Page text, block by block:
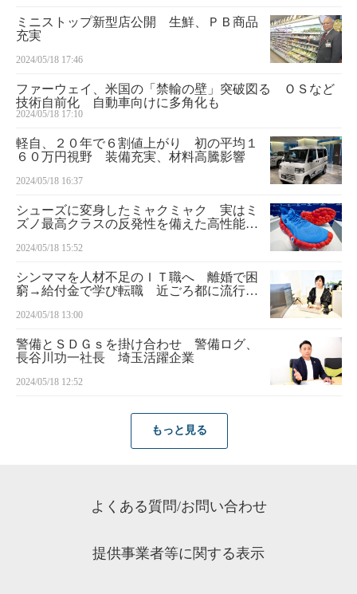
ミニストップ新型店公開 生鮮、ＰＢ商品
充実
2024/05/18 17:46
ファーウェイ、米国の「禁輸の壁」突破図る ＯＳなど
技術自前化 自動車向けに多角化も
2024/05/18 17:10
軽自、２０年で６割値上がり 初の平均１
６０万円視野 装備充実、材料高騰影響
2024/05/18 16:37
シューズに変身したミャクミャク 実はミ
ズノ最高クラスの反発性を備えた高性能で
2024/05/18 15:52
シンママを人材不足のＩＴ職へ 離婚で困
窮→給付金で学び転職 近ごろ都に流行る
2024/05/18 13:00
警備とＳＤＧｓを掛け合わせ 警備ログ、
長谷川功一社長 埼玉活躍企業
2024/05/18 12:52
もっと見る
よくある質問/お問い合わせ
提供事業者等に関する表示